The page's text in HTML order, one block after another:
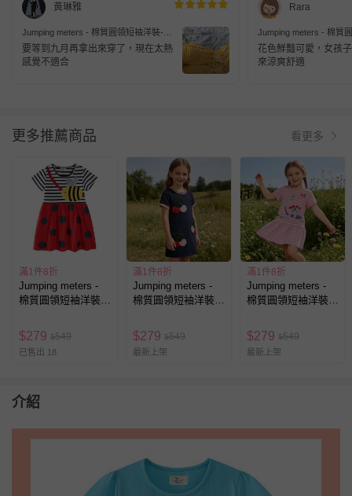
黃琳雅
Jumping meters - 棉質圓領短袖洋裝-兔
子花卉-黃色條紋
要等到九月再拿出來穿了，現在太熱
感覺不適合
Rara
Jumping meters - 棉質
子-粉色
花色鮮豔可愛，女孩
來涼爽舒適
更多推薦商品 看更多
滿1件8折
Jumping meters -
棉質圓領短袖洋裝-
$279 $549
已售出 18
滿1件8折
Jumping meters -
棉質圓領短袖洋裝-
$279 $549
最新上架
滿1件8折
Jumping meters -
棉質圓領短袖洋裝-
$279 $549
最新上架
介紹